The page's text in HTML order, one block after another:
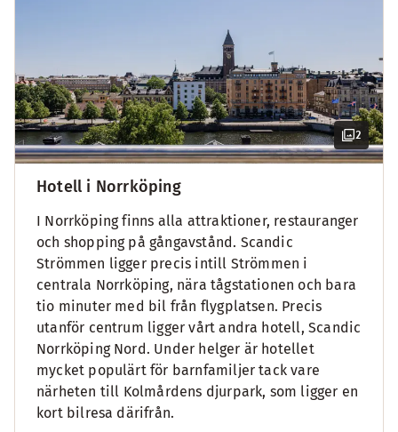
2
Hotell i Norrköping
I Norrköping finns alla attraktioner, restauranger
och shopping på gångavstånd. Scandic
Strömmen ligger precis intill Strömmen i
centrala Norrköping, nära tågstationen och bara
tio minuter med bil från flygplatsen. Precis
utanför centrum ligger vårt andra hotell, Scandic
Norrköping Nord. Under helger är hotellet
mycket populärt för barnfamiljer tack vare
närheten till Kolmårdens djurpark, som ligger en
kort bilresa därifrån.